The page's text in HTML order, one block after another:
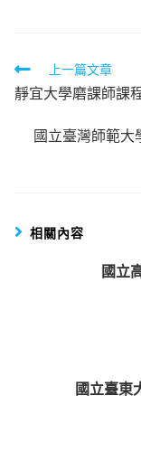
Read
more
articles
上一篇文章
靜宜大學磨課師課
國立臺灣師範大
相關內容
國立
國立臺東